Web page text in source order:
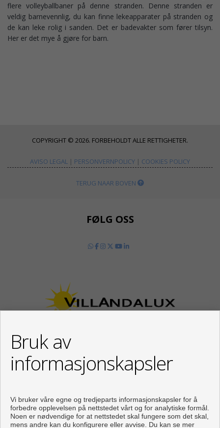
flere volleyballbaner på denne stranden. Denne stranden er
veldig barnevennlig, du kan finne lekeapparater på stranden og
de kan leke rolig i sanden. Det er badevakter som fører tilsyn.
Her er det mye å gjøre for barn.
COPYRIGHT © 2026. FORBEHOLDT ALLE RETTIGHETER.
AVISO LEGAL | PERSONVERNPOLICY | COOKIES POLICY
TERUG NAAR BOVEN
FØLG OSS
KONTAKT
Local 3
29780 Nerja (Málaga)
+34 951834450
Bruk av
informasjonskapsler
Vi bruker våre egne og tredjeparts informasjonskapsler for å
forbedre opplevelsen på nettstedet vårt og for analytiske formål.
Noen er nødvendige for at nettstedet skal fungere som det skal,
mens andre kan du konfigurere eller avvise. Du kan se mer